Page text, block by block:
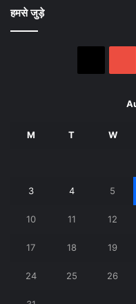
हमसे जुड़े
M T W
3 4 5
10 11 12
17 18 19
24 25 26